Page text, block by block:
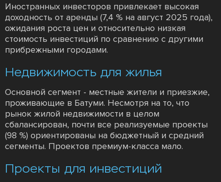
Иностранных инвесторов привлекает высокая
доходность от аренды (7,4 % на август 2025 года),
ожидания роста цен и относительно низкая
стоимость инвестиций по сравнению с другими
прибрежными городами.
Недвижимость для жилья
Основной сегмент - местные жители и приезжие,
проживающие в Батуми. Несмотря на то, что
рынок жилой недвижимости в целом
сбалансирован, почти все реализуемые проекты
(98 %) ориентированы на бюджетный и средний
сегменты. Проектов премиум-класса мало.
Проекты для инвестиций